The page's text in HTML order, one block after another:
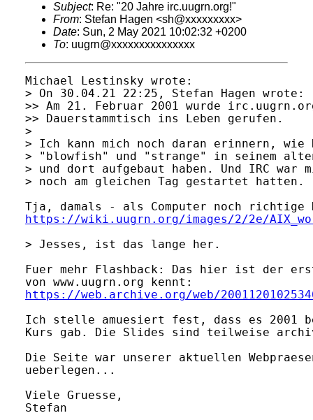
Subject: Re: "20 Jahre irc.uugrn.org!"
From: Stefan Hagen <sh@xxxxxxxxx>
Date: Sun, 2 May 2021 10:02:32 +0200
To: uugrn@xxxxxxxxxxxxxxx
Michael Lestinsky wrote:
> On 30.04.21 22:25, Stefan Hagen wrote:
>> Am 21. Februar 2001 wurde
>> Dauerstammtisch ins Leben gerufen.
>
> Ich kann mich noch daran erinnern, wie
> "blowfish" und "strange" in seinem
> und dort aufgebaut haben. Und IRC
> noch am gleichen Tag gestartet hatten.
https://wiki.uugrn.org/images/2/2e/
> Jesses, ist das lange her.
Fuer mehr Flashback: Das hier ist der
https://web.archive.org/web/
Ich stelle amuesiert fest, dass es 2001
Kurs gab. Die Slides sind teilweise
Die Seite war unserer aktuellen
ueberlegen...
Viele Gruesse,
Stefan